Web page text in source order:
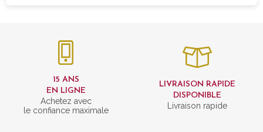
15 ANS
EN LIGNE
Achetez avec
le confiance maximale
LIVRAISON RAPIDE
DISPONIBLE
Livraison rapide